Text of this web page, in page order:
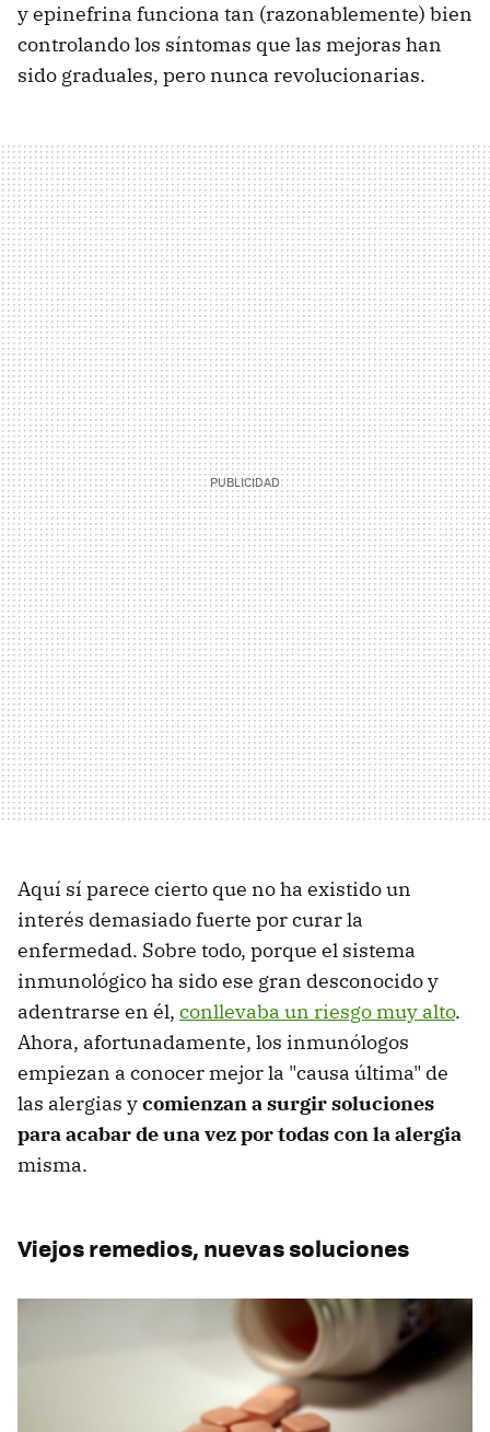
y epinefrina funciona tan (razonablemente) bien
controlando los síntomas que las mejoras han
sido graduales, pero nunca revolucionarias.
Aquí sí parece cierto que no ha existido un
interés demasiado fuerte por curar la
enfermedad. Sobre todo, porque el sistema
inmunológico ha sido ese gran desconocido y
adentrarse en él, conllevaba un riesgo muy alto.
Ahora, afortunadamente, los inmunólogos
empiezan a conocer mejor la "causa última" de
las alergias ycomienzan a surgir soluciones
para acabar de una vez por todas con la alergia
misma.
Viejos remedios, nuevas soluciones